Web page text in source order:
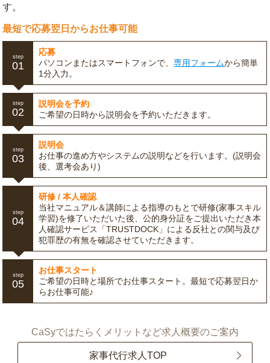
す。
最短で応募翌日からお仕事可能
step
01
応募
パソコンまたはスマートフォンで、専用フォームから簡単
1分入力。
step
02
説明会を予約
ご希望の日時から説明会を予約いただきます。
step
03
説明会
お仕事の進め方やシステムの説明などを行います。(説明会
後、選考会あり)
step
04
研修 / 本人確認
当社マニュアル＆講師による指導のもとで研修(家事スキル
学習)を修了いただいた後、公的身分証をご提出いただき本
人確認サービス「TRUSTDOCK」による反社との関与及び
犯罪歴の有無を確認させていただきます。
step
05
お仕事スタート
ご希望の日時と場所でお仕事スタート。最短で応募翌日か
らお仕事可能♪
CaSyではたらくメリットなど求人概要のご案内
家事代行求人TOP